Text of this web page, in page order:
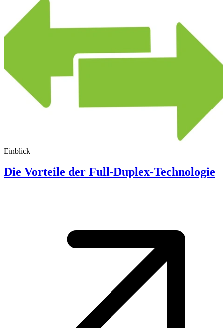
Einblick
Die Vorteile der Full-Duplex-Technologie